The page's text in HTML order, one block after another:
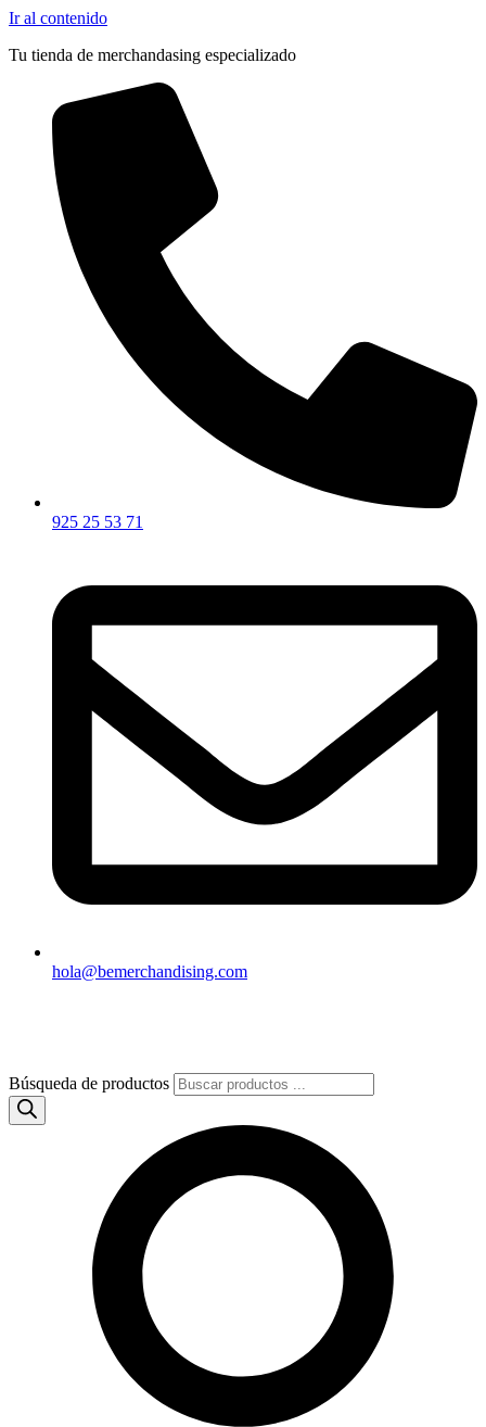
Ir al contenido
Tu tienda de merchandasing especializado
925 25 53 71
hola@bemerchandising.com
Búsqueda de productos